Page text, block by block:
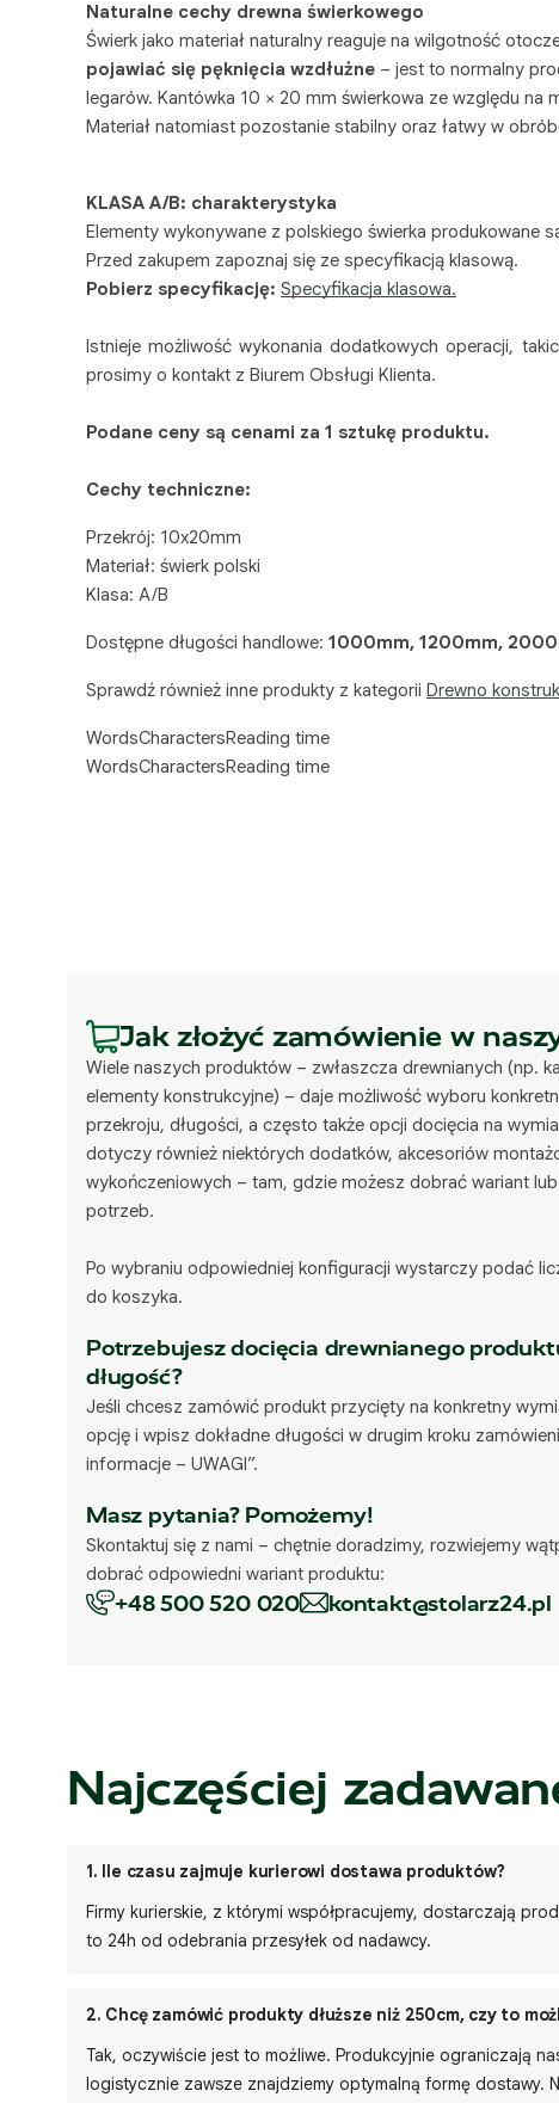
Naturalne cechy drewna świerkowego
Świerk jako materiał naturalny reaguje na wilgotność
pojawiać się pęknięcia wzdłużne – jest to normalny
legarów. Kantówka 10 × 20 mm świerkowa ze względu na
Materiał natomiast pozostanie stabilny oraz łatwy w
KLASA A/B: charakterystyka
Elementy wykonywane z polskiego świerka produkowane
Przed zakupem zapoznaj się ze specyfikacją klasową.
Pobierz specyfikację: Specyfikacja klasowa.
Istnieje możliwość wykonania dodatkowych operacji,
prosimy o kontakt z Biurem Obsługi Klienta.
Podane ceny są cenami za 1 sztukę produktu.
Cechy techniczne:
Przekrój: 10x20mm
Materiał: świerk polski
Klasa: A/B
Dostępne długości handlowe: 1000mm, 1200mm,
Sprawdź również inne produkty z kategorii Drewno
WordsCharactersReading time
WordsCharactersReading time
Jak złożyć zamówienie w
Wiele naszych produktów – zwłaszcza drewnianych (np.
elementy konstrukcyjne) – daje możliwość wyboru
przekroju, długości, a często także opcji docięcia na
dotyczy również niektórych dodatków, akcesoriów
wykończeniowych – tam, gdzie możesz dobrać wariant lub
potrzeb.
Po wybraniu odpowiedniej konfiguracji wystarczy podać
do koszyka.
Potrzebujesz docięcia drewnianego
długość?
Jeśli chcesz zamówić produkt przycięty na konkretny
opcję i wpisz dokładne długości w drugim kroku
informacje – UWAGI”.
Masz pytania? Pomożemy!
Skontaktuj się z nami – chętnie doradzimy, rozwiejemy
dobrać odpowiedni wariant produktu:
+48 500 520 020 kontakt@stolarz24.pl
Najczęściej
1. Ile czasu zajmuje kurierowi dostawa produktów?
Firmy kurierskie, z którymi współpracujemy, dostarczają
to 24h od odebrania przesyłek od nadawcy.
2. Chcę zamówić produkty dłuższe niż 250cm, czy to
Tak, oczywiście jest to możliwe. Produkcyjnie ograniczają
logistycznie zawsze znajdziemy optymalną formę dostawy.